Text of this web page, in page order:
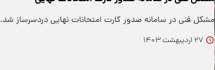
مشکل فنی در سامانه صدور کارت امتحانات نهایی دردسرساز شد.
۲۷ اردیبهشت ۱۴۰۳